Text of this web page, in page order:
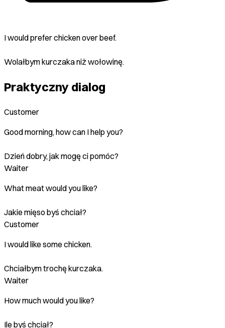
I would prefer chicken over beef.
Wolałbym kurczaka niż wołowinę.
Praktyczny dialog
Customer
Good morning, how can I help you?
Dzień dobry, jak mogę ci pomóc?
Waiter
What meat would you like?
Jakie mięso byś chciał?
Customer
I would like some chicken.
Chciałbym trochę kurczaka.
Waiter
How much would you like?
Ile byś chciał?